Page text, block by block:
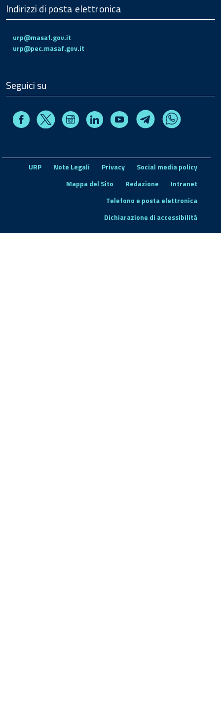
Indirizzi di posta elettronica
urp@masaf.gov.it
urp@pec.masaf.gov.it
Seguici su
FacebookX InstagramLinkedin Youtube TelegramWhatsapp
URP Note Legali Privacy
Social media policy
Mappa del Sito
Redazione
Intranet
Telefono e posta elettronica
Dichiarazione di accessibilità